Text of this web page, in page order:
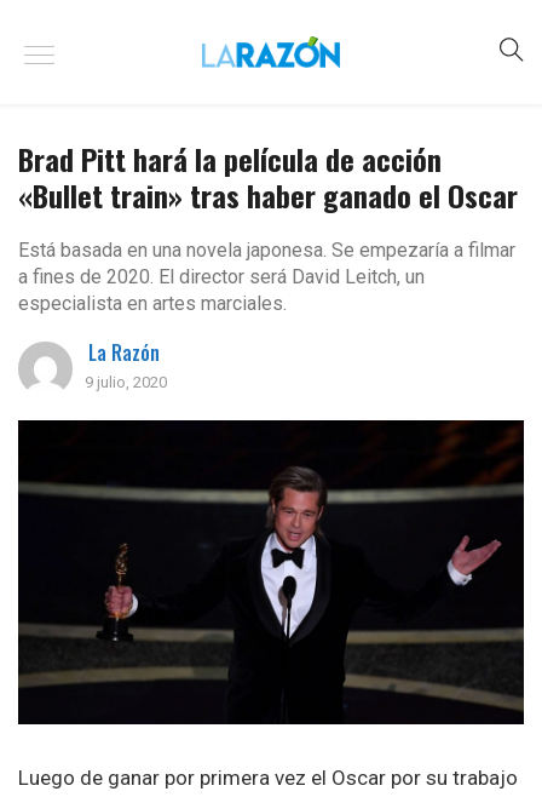
Brad Pitt hará la película de acción
«Bullet train» tras haber ganado el Oscar
Está basada en una novela japonesa. Se empezaría a filmar
a fines de 2020. El director será David Leitch, un
especialista en artes marciales.
La Razón
9 julio, 2020
Luego de ganar por primera vez el Oscar por su trabajo